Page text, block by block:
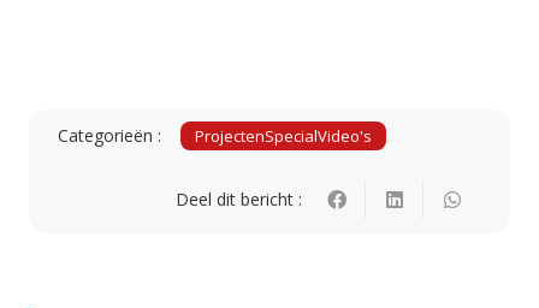
Categorieën : ProjectenSpecialVideo's
Deel dit bericht :